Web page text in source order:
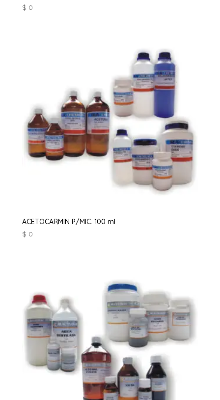
$ 0
ACETOCARMIN P/MIC. 100 ml
$ 0